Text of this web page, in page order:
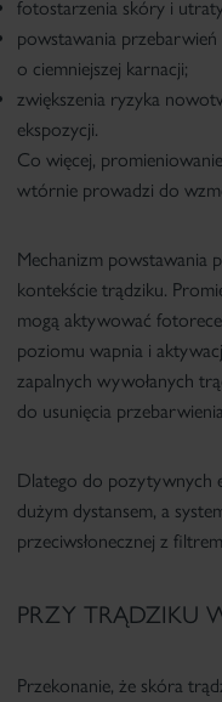
fotostarzenia skóry i
powstawania przebarwień
o ciemniejszej karnacji;
zwiększenia ryzyka
ekspozycji.
Co więcej,
wtórnie prowadzi do
Mechanizm powstawania
kontekście trądziku.
mogą aktywować
poziomu wapnia i
zapalnych wywołanych
do usunięcia przebarwienia
Dlatego do pozytywnych
dużym dystansem, a
przeciwsłonecznej z
PRZY TRĄDZIKU
Przekonanie, że skóra